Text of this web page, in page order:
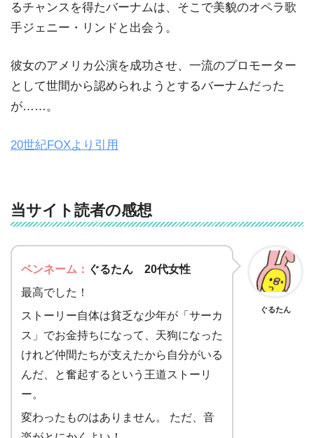
るチャンスを得たバーナムは、そこで美貌のオペラ歌
手ジェニー・リンドと出会う。
彼女のアメリカ公演を成功させ、一流のプロモーター
として世間から認められようとするバーナムだった
が……。
20世紀FOXより引用
当サイト読者の感想
ペンネーム： ぐるたん 20代女性
最高でした！
ストーリー自体は貧乏な少年が「サーカ
ス」でお金持ちになって、天狗になった
けれど仲間たちが支えたから自分がいる
んだ、と奮起するという王道ストーリ
ー。
変わったものはありません。 ただ、音
ぐるたん